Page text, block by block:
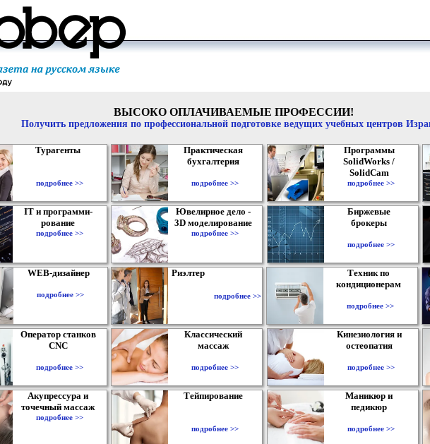
ВЫСОКО ОПЛАЧИВАЕМЫЕ ПРОФЕССИИ!
Получить предложения по профессиональной подготовке ведущих учебных центров
Турагенты
подробнее >>
Практическая
бухгалтерия
подробнее >>
Программы
SolidWorks /
SolidCam
подробнее >>
IT и программи-
рование
подробнее >>
Ювелирное дело -
3D моделирование
подробнее >>
Биржевые
брокеры
подробнее >>
WEB-дизайнер
подробнее >>
Риэлтер
подробнее >>
Техник по
кондиционерам
подробнее >>
Оператор станков
CNC
подробнее >>
Классический
массаж
подробнее >>
Кинезиология и
остеопатия
подробнее >>
Акупрессура и
точечный массаж
подробнее >>
Тейпирование
подробнее >>
Маникюр и
педикюр
подробнее >>